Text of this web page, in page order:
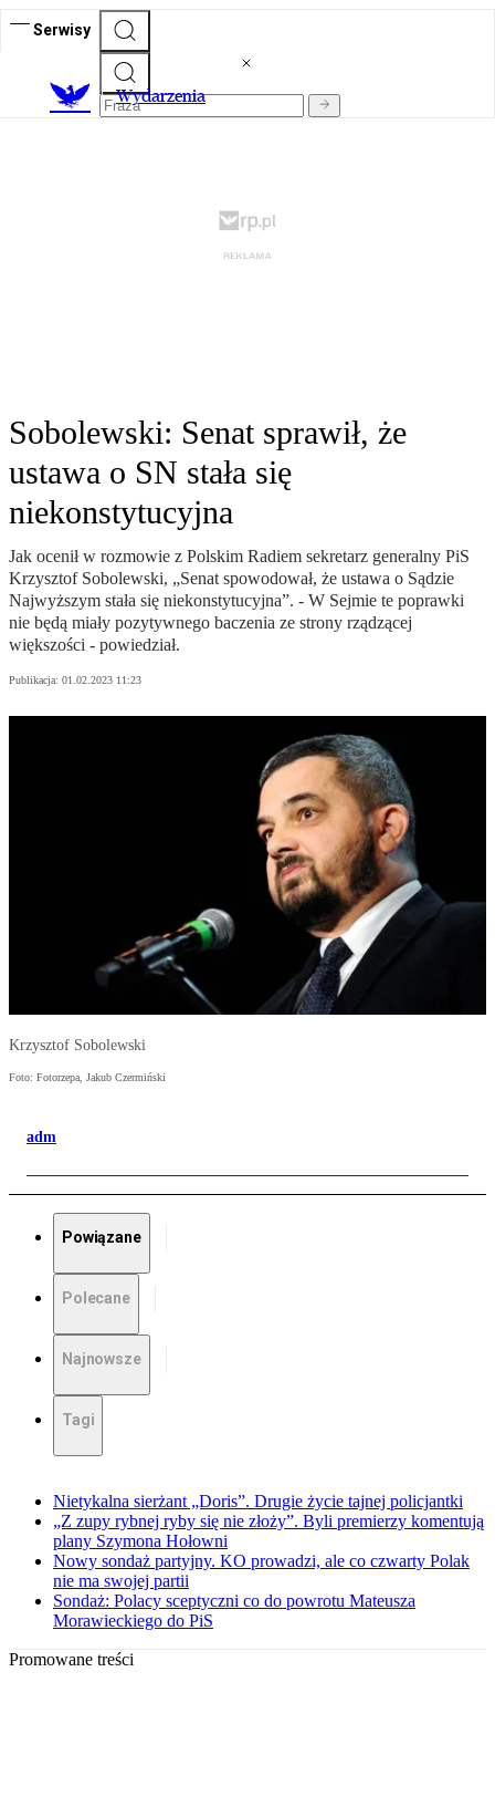
Serwisy
Wydarzenia
Sobolewski: Senat sprawił, że
ustawa o SN stała się
niekonstytucyjna
Jak ocenił w rozmowie z Polskim Radiem sekretarz generalny PiS
Krzysztof Sobolewski, „Senat spowodował, że ustawa o Sądzie
Najwyższym stała się niekonstytucyjna”. - W Sejmie te poprawki
nie będą miały pozytywnego baczenia ze strony rządzącej
większości - powiedział.
Publikacja: 01.02.2023 11:23
Krzysztof Sobolewski
Foto: Fotorzepa, Jakub Czermiński
adm
Powiązane
Polecane
Najnowsze
Tagi
Nietykalna sierżant „Doris”. Drugie życie tajnej policjantki
„Z zupy rybnej ryby się nie złoży”. Byli premierzy komentują
plany Szymona Hołowni
Nowy sondaż partyjny. KO prowadzi, ale co czwarty Polak
nie ma swojej partii
Sondaż: Polacy sceptyczni co do powrotu Mateusza
Morawieckiego do PiS
Promowane treści